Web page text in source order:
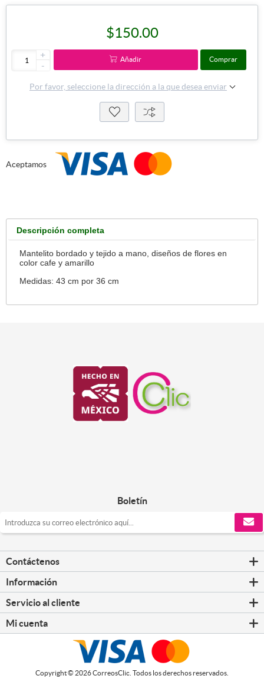
$150.00
+
-
Añadir Comprar
Por favor, seleccione la dirección a la que desea enviar
Aceptamos
Descripción completa
Mantelito bordado y tejido a mano, diseños de flores en
color cafe y amarillo
Medidas: 43 cm por 36 cm
Boletín
Contáctenos
Información
Servicio al cliente
Mi cuenta
Copyright © 2026 CorreosClic. Todos los derechos reservados.